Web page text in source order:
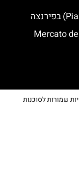
שמורות לסוכנות